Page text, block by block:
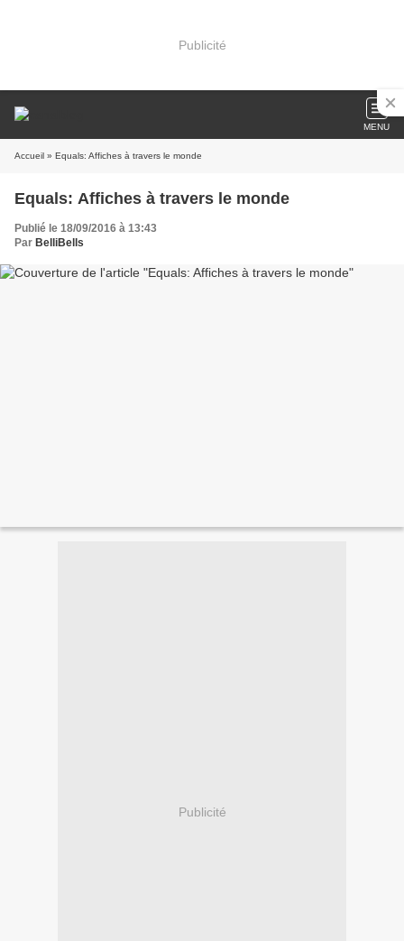
Publicité
MENU
Accueil » Equals: Affiches à travers le monde
Equals: Affiches à travers le monde
Publié le 18/09/2016 à 13:43
Par BelliBells
Publicité